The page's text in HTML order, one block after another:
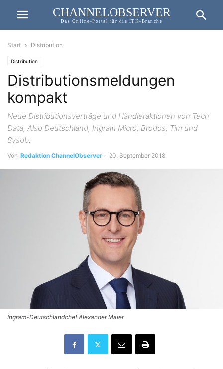
CHANNELOBSERVER
Das Online-Portal für die ITK-Branche
Start Distribution
Distribution
Distributionsmeldungen
kompakt
Neue Distributionsverträge und Händleraktionen von Tech
Data, Also Deutschland, Ingram Micro, Brodos, Tim und
Sysob.
Von Redaktion ChannelObserver - 20. September 2018
Ingram-Deutschlandchef Alexander Maier